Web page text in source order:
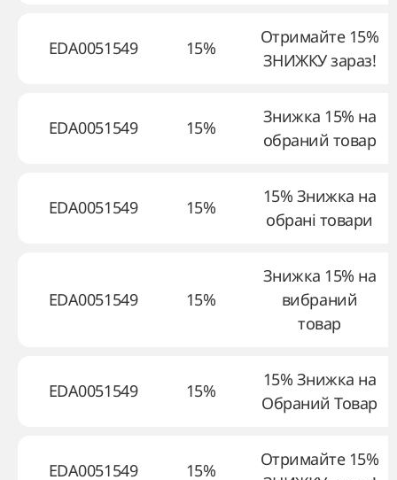
EDA0051549 15%
Отримайте 15%
ЗНИЖКУ зараз!
EDA0051549 15%
Знижка 15% на
обраний товар
EDA0051549 15%
15% Знижка на
обрані товари
EDA0051549 15%
Знижка 15% на
вибраний
товар
EDA0051549 15%
15% Знижка на
Обраний Товар
EDA0051549 15%
Отримайте 15%